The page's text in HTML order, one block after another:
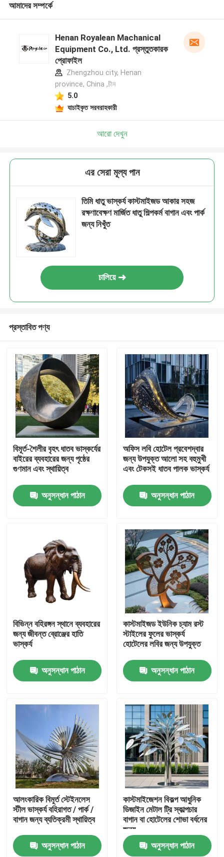
বাড়ি
পণ্য
আমাদের সম্পর্কে
কারখানা ভ্রমণ
যোগাযোগ করুন
খবর
উদ্ধৃতির জন্য আবেদন
আলংকারিক মেটালওয়ার্ক
আলংকারিক ধাতু ভাস্কর্য
আমাদের সম্পর্কে
Henan Royalean Machanical
Equipment Co., Ltd. প্রস্তুতকারক
প্রোফাইল
Zhengzhou city, Henan
province, China ,চীন
5.0
যাচাইকৃত সরবরাহকারী
আরো দেখুন
এর সেরা মূল্য পান
তিমি ধাতু ভাস্কর্য কাস্টমাইজড আকার সহজ
রক্ষণাবেক্ষণ মার্জিত ধাতু শিল্পকর্ম বাগান এবং পার্ক
জন্য নিখুঁত
চালিয়ে
প্রস্তাবিত পণ্য
বিমূর্ত-শৈলীর বৃহৎ ধাতব ভাস্কর্যের
বাইরের ব্যবহারের জন্য পৃষ্ঠের
গুণমান এবং স্থায়িত্ব
অনুসন্ধান পাঠান
অফিস লবি হোটেল প্রবেশদ্বার
জন্য উপযুক্ত আলো সহ বহুমুখী
এবং টেকসই ধাতব পালক ভাস্কর্য
অনুসন্ধান পাঠান
বিভিন্ন বহিরঙ্গন স্থানে ব্যবহারের
জন্য জীবন্ত ব্রোঞ্জের হাতি
ভাস্কর্য
অনুসন্ধান পাঠান
কাস্টমাইজড ইউনিক চ্যাম রস্ট
স্টাইলের ফুলের ভাস্কর্য
হোটেলের লবির জন্য উপযুক্ত
অনুসন্ধান পাঠান
আলংকারিক বিমূর্ত স্টেইনলেস
স্টীল ভাস্কর্য বহিরাগত / পার্ক /
বাগান জন্য ব্যতিক্রমী স্থায়িত্ব
অনুসন্ধান পাঠান
কাস্টমাইজেশন বিকল্প আধুনিক
ডিজাইন মেটাল ট্রি স্কাল্পচার
বাগান বা হোটেলের শোভা বর্ধনের
জন্য
অনুসন্ধান পাঠান